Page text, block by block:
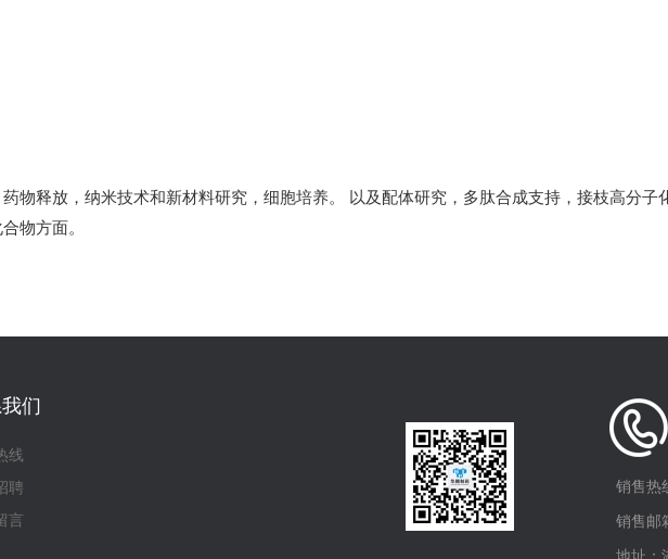
物释放，纳米技术和新材料研究，细胞培养。 以及配体研究，多肽合成支持，接枝高分子
物方面。
们
线
聘
言
销售热
销售邮